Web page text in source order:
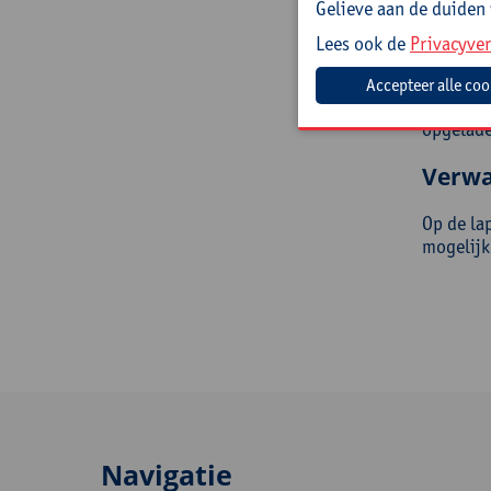
Let op:
Mee
Op de
Navigatie
Gelieve aan de
Lees ook de